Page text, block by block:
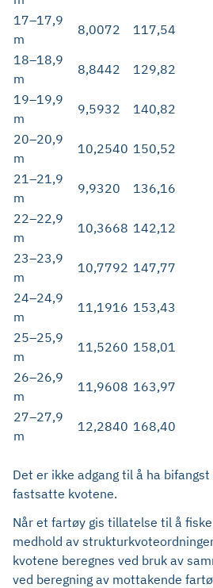
17–17,9
m
8,0072
117,54
18–18,9
m
8,8442
129,82
19–19,9
m
9,5932
140,82
20–20,9
m
10,2540 150,52
21–21,9
m
9,9320
136,16
22–22,9
m
10,3668 142,12
23–23,9
m
10,7792 147,77
24–24,9
m
11,1916 153,43
25–25,9
m
11,5260 158,01
26–26,9
m
11,9608 163,97
27–27,9
m
12,2840 168,40
Det er ikke adgang til å ha
fastsatte kvotene.
Når et fartøy gis tillatelse til å
medhold av
kvotene beregnes ved bruk av
ved beregning av mottakende